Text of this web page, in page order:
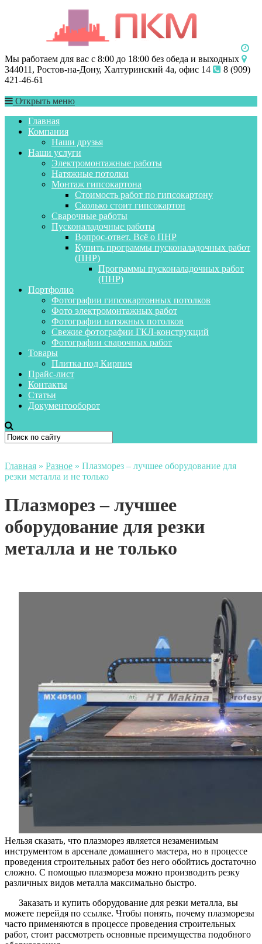
Мы работаем для вас с 8:00 до 18:00 без обеда и выходных
344011, Ростов-на-Дону, Халтуринский 4а, офис 14
8 (909)
421-46-61
Открыть меню
Главная
Компания
Наши друзья
Наши услуги
Электромонтажные работы
Натяжные потолки
Монтаж гипсокартона
Стоимость работ по гипсокартону
Сколько стоит гипсокартон
Сварочные работы
Пусконаладочные работы
Вопрос-ответ. Всё о ПНР
Купить программы пусконаладочных работ
(ПНР)
Программы пусконаладочных работ
(ПНР)
Портфолио
Фотографии гипсокартонных потолков
Фото электромонтажных работ
Фотографии натяжных потолков
Свежие фотографии ГКЛ-конструкций
Фотографии сварочных работ
Товары
Плитка под Кирпич
Прайс-лист
Контакты
Статьи
Документооборот
Главная » Разное » Плазморез – лучшее оборудование для
резки металла и не только
Плазморез – лучшее
оборудование для резки
металла и не только
Нельзя сказать, что плазморез является незаменимым
инструментом в арсенале домашнего мастера, но в процессе
проведения строительных работ без него обойтись достаточно
сложно. С помощью плазмореза можно производить резку
различных видов металла максимально быстро.
Заказать и купить оборудование для резки металла, вы
можете перейдя по ссылке. Чтобы понять, почему плазморезы
часто применяются в процессе проведения строительных
работ, стоит рассмотреть основные преимущества подобного